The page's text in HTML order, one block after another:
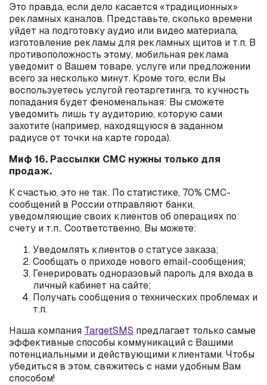
Это правда, если дело касается «традиционных»
рекламных каналов. Представьте, сколько времени
уйдет на подготовку аудио или видео материала,
изготовление рекламы для рекламных щитов и т.п. В
противоположность этому, мобильная реклама
уведомит о Вашем товаре, услуге или предложении
всего за несколько минут. Кроме того, если Вы
воспользуетесь услугой геотаргетинга, то кучность
попадания будет феноменальная: Вы сможете
уведомить лишь ту аудиторию, которую сами
захотите (например, находящуюся в заданном
радиусе от точки на карте города).
Миф 16. Рассылки СМС нужны только для
продаж.
К счастью, это не так. По статистике, 70% СМС-
сообщений в России отправляют банки,
уведомляющие своих клиентов об операциях по
счету и т.п.. Соответственно, Вы можете:
Уведомлять клиентов о статусе заказа;
Сообщать о приходе нового email-сообщения;
Генерировать одноразовый пароль для входа в
личный кабинет на сайте;
Получать сообщения о технических проблемах и
т.п.
Наша компания TargetSMS предлагает только самые
эффективные способы коммуникаций с Вашими
потенциальными и действующими клиентами. Чтобы
убедиться в этом, свяжитесь с нами удобным Вам
способом!